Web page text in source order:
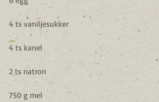
4 ts vaniljesukker
4 ts kanel
2 ts natron
750 g mel